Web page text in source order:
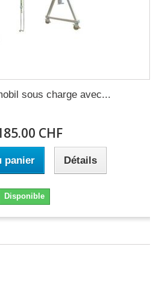
sous charge avec...
CHF
panier Détails
Disponible